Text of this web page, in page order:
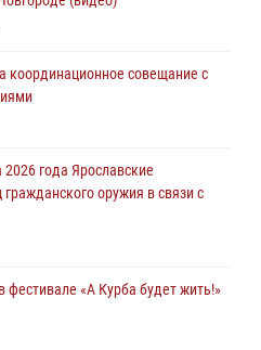
координационное совещание с
года Ярославские
оружия в связи с
фестивале «А Курба будет жить!»